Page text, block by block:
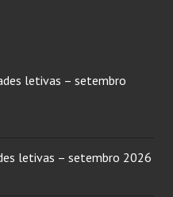
letivas – setembro
letivas – setembro 2026